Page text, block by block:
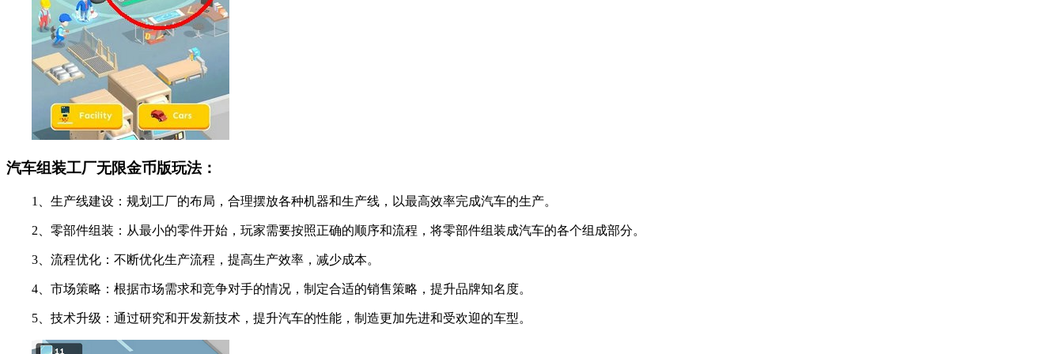
汽车组装工厂无限金币版玩法：
1、生产线建设：规划工厂的布局，合理摆放各种机器和生产线，以最高效率完成汽车的生产。
2、零部件组装：从最小的零件开始，玩家需要按照正确的顺序和流程，将零部件组装成汽车的各个组成部分。
3、流程优化：不断优化生产流程，提高生产效率，减少成本。
4、市场策略：根据市场需求和竞争对手的情况，制定合适的销售策略，提升品牌知名度。
5、技术升级：通过研究和开发新技术，提升汽车的性能，制造更加先进和受欢迎的车型。